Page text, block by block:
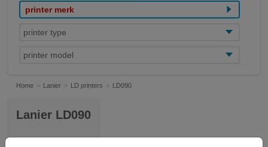
printer merk
printer type
printer model
Home Lanier LD printers LD090
Lanier LD090